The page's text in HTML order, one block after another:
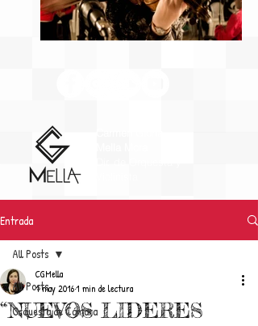
Entrada
All Posts
Orquesta de Cámara
All Posts
“NUEVOS LIDERES
CGMella
1 may 20161 min de lectura